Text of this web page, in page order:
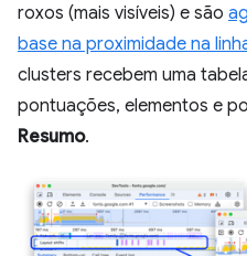
roxos (mais visíveis) e são
base na proximidade na
clusters recebem uma
pontuações, elementos e
Resumo.